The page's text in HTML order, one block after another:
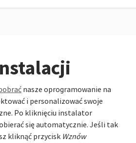
nasze oprogramowanie na
i personalizować swoje
Po kliknięciu instalator
się automatycznie. Jeśli tak
kliknąć przycisk Wznów